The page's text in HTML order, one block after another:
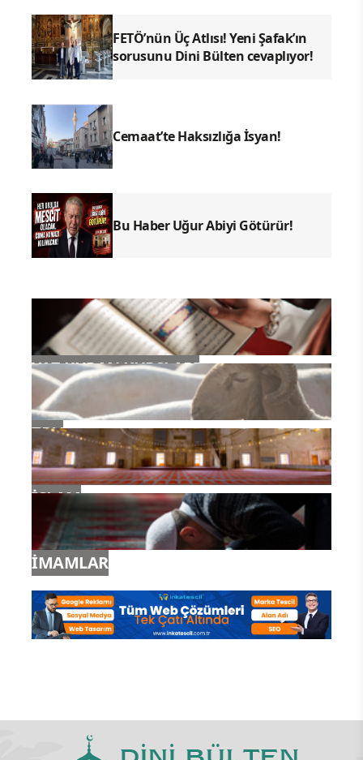
FETÖ’nün Üç Atlısı! Yeni Şafak’ın
sorusunu Dini Bülten cevaplıyor!
Cemaat’te Haksızlığa İsyan!
Bu Haber Uğur Abiyi Götürür!
YAZ KURAN KURSLARI
TDV
İSLAM
İMAMLAR